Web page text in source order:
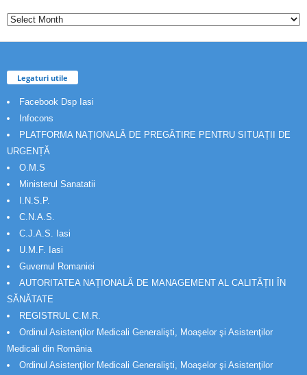
Legaturi utile
Facebook Dsp Iasi
Infocons
PLATFORMA NAȚIONALĂ DE PREGĂTIRE PENTRU SITUAȚII DE
URGENȚĂ
O.M.S
Ministerul Sanatatii
I.N.S.P.
C.N.A.S.
C.J.A.S. Iasi
U.M.F. Iasi
Guvernul Romaniei
AUTORITATEA NAȚIONALĂ DE MANAGEMENT AL CALITĂȚII ÎN
SĂNĂTATE
REGISTRUL C.M.R.
Ordinul Asistenţilor Medicali Generalişti, Moaşelor şi Asistenţilor
Medicali din România
Ordinul Asistenţilor Medicali Generalişti, Moaşelor şi Asistenţilor